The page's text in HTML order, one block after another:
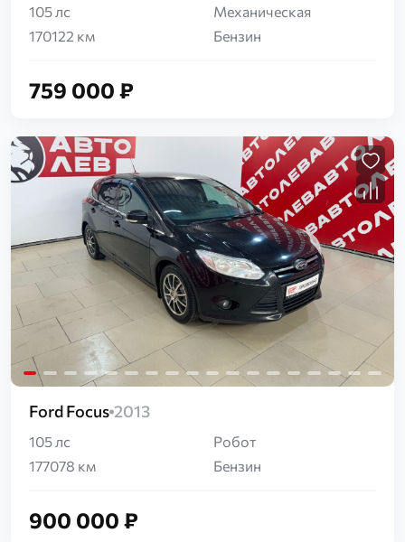
105 лс
Механическая
170122 км
Бензин
759 000 ₽
Загрузка...
Ford Focus 2013
105 лс
Робот
177078 км
Бензин
900 000 ₽